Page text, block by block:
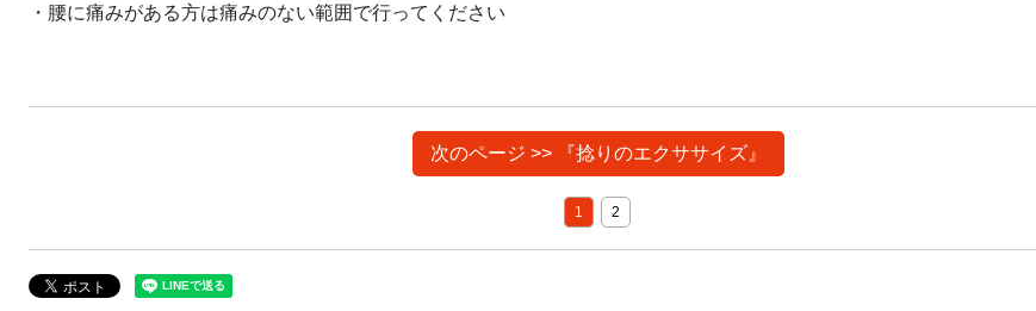
・腰に痛みがある方は痛みのない範囲で行ってください
次のページ >> 『捻りのエクササイズ』
1 2